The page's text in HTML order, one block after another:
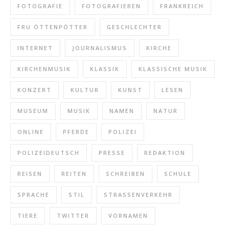
FOTOGRAFIE FOTOGRAFIEREN FRANKREICH
FRU ÖTTENPÖTTER GESCHLECHTER
INTERNET JOURNALISMUS KIRCHE
KIRCHENMUSIK KLASSIK KLASSISCHE MUSIK
KONZERT KULTUR KUNST LESEN
MUSEUM MUSIK NAMEN NATUR
ONLINE PFERDE POLIZEI
POLIZEIDEUTSCH PRESSE REDAKTION
REISEN REITEN SCHREIBEN SCHULE
SPRACHE STIL STRASSENVERKEHR
TIERE TWITTER VORNAMEN